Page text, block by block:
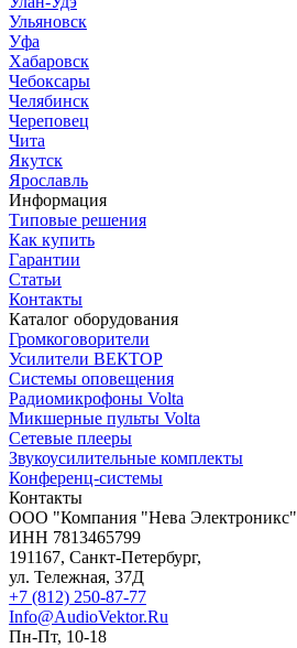
Ульяновск
Уфа
Хабаровск
Чебоксары
Челябинск
Череповец
Чита
Якутск
Ярославль
Информация
Типовые решения
Как купить
Гарантии
Статьи
Контакты
Каталог оборудования
Громкоговорители
Усилители ВЕКТОР
Системы оповещения
Радиомикрофоны Volta
Микшерные пульты Volta
Сетевые плееры
Звукоусилительные комплекты
Конференц-системы
Контакты
OOO "Компания "Нева Электроникс"
ИНН 7813465799
191167, Санкт-Петербург,
ул. Тележная, 37Д
+7 (812) 250-87-77
Info@AudioVektor.Ru
Пн-Пт, 10-18